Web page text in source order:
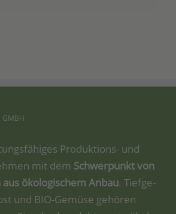
GMBH
Pro­duk­ti­ons- und
mit dem Schwer­punkt von
öko­lo­gi­schem Anbau. Tief­ge­
und BIO-Gemü­se gehö­ren